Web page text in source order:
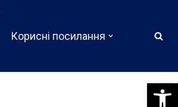
Корисні посилання